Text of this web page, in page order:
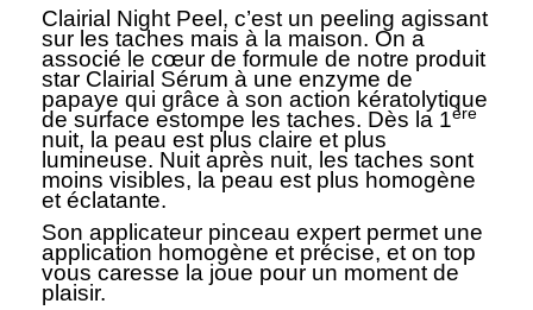
Clairial Night Peel, c’est un peeling agissant
sur les taches mais à la maison. On a
associé le cœur de formule de notre produit
star Clairial Sérum à une enzyme de
papaye qui grâce à son action kératolytique
de surface estompe les taches. Dès la 1ère
nuit, la peau est plus claire et plus
lumineuse. Nuit après nuit, les taches sont
moins visibles, la peau est plus homogène
et éclatante.
Son applicateur pinceau expert permet une
application homogène et précise, et on top
vous caresse la joue pour un moment de
plaisir.